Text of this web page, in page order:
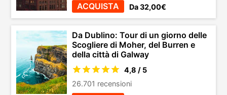
ACQUISTA Da 32,00€
Da Dublino: Tour di un giorno delle
Scogliere di Moher, del Burren e
della città di Galway
4,8 / 5
26.701 recensioni